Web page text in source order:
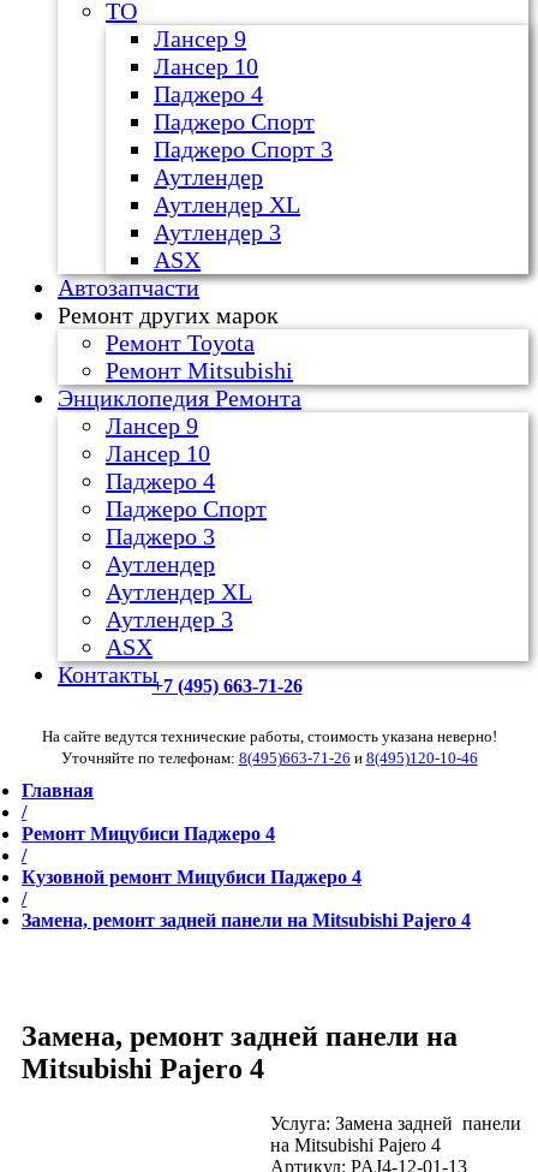
ТО
Лансер 9
Лансер 10
Паджеро 4
Паджеро Спорт
Паджеро Спорт 3
Аутлендер
Аутлендер ХL
Аутлендер 3
ASX
Автозапчасти
Ремонт других марок
Ремонт Toyota
Ремонт Mitsubishi
Энциклопедия Ремонта
Лансер 9
Лансер 10
Паджеро 4
Паджеро Спорт
Паджеро 3
Аутлендер
Аутлендер ХL
Аутлендер 3
ASX
Контакты+7 (495) 663-71-26
На сайте ведутся технические работы, стоимость указана неверно!
Уточняйте по телефонам: 8(495)663-71-26 и 8(495)120-10-46
Главная
/
Ремонт Мицубиси Паджеро 4
/
Кузовной ремонт Мицубиси Паджеро 4
/
Замена, ремонт задней панели на Mitsubishi Pajero 4
Замена, ремонт задней панели на
Mitsubishi Pajero 4
Услуга: Замена задней панели
на Mitsubishi Pajero 4
Артикул: PAJ4-12-01-13